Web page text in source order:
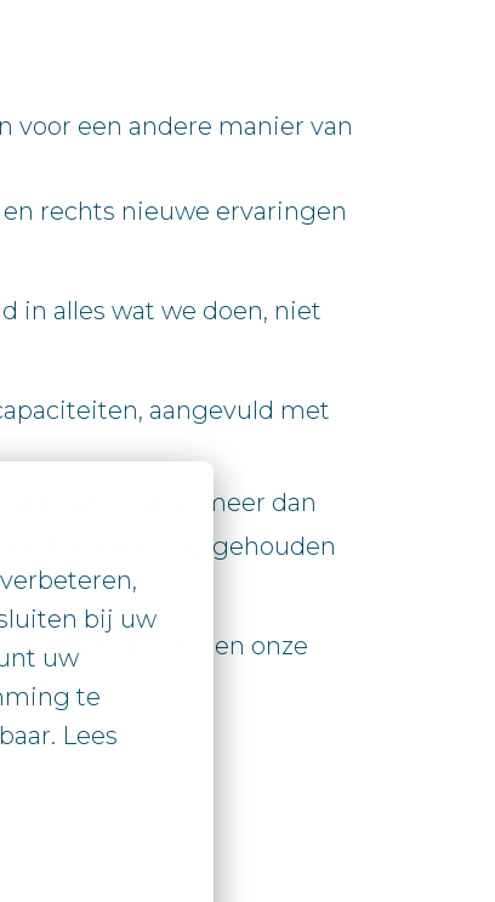
bij uw
uw
te
Lees
voor een andere manier van
rechts nieuwe ervaringen
in alles wat we doen, niet
aangevuld met
het leven is meer dan
er rekening gehouden
Daarom vinden onze